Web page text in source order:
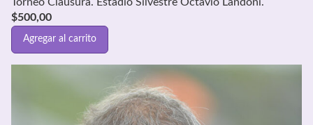
$500,00
Agregar al carrito